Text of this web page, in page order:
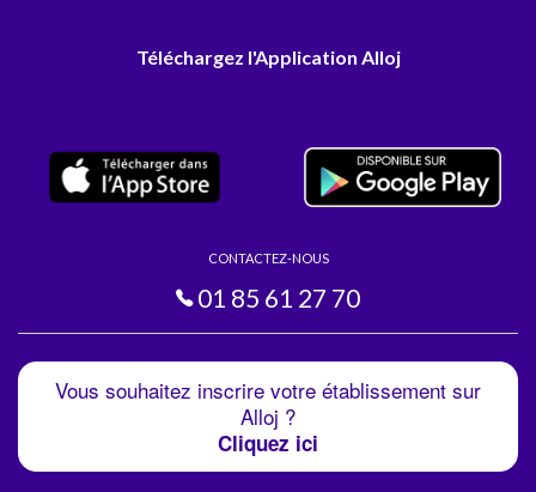
Téléchargez l'Application Alloj
CONTACTEZ-NOUS
01 85 61 27 70
Vous souhaitez inscrire votre établissement sur
Alloj ?
Cliquez ici